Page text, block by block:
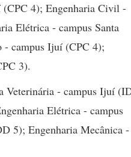
4); Engenharia Civil -
Elétrica - campus Santa
- campus Ijuí (CPC 4);
3).
Veterinária - campus Ijuí
Elétrica - campus
5); Engenharia Mecânica -